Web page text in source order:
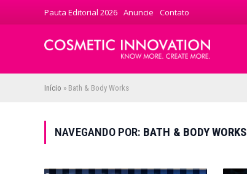
Pauta Editorial 2026 Anuncie Contato
Início » Bath & Body Works
NAVEGANDO POR: BATH & BODY WORKS